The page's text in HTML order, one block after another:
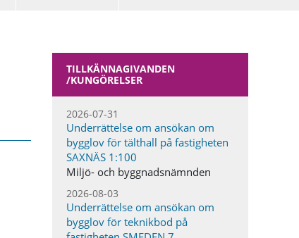
TILLKÄNNAGIVANDEN​
/KUNGÖRELSER
2026-07-31
Underrättelse om ansökan om
bygglov för tälthall på fastigheten
SAXNÄS 1:100
Miljö- och byggnadsnämnden
2026-08-03
Underrättelse om ansökan om
bygglov för teknikbod på